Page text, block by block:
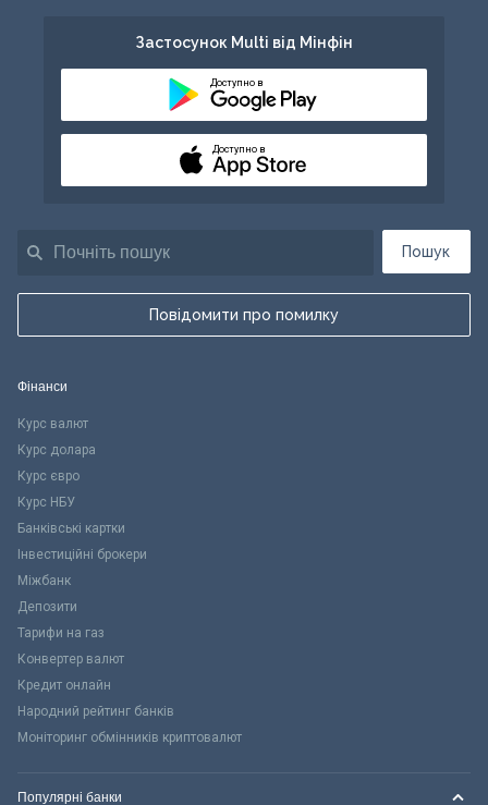
Пошук
Повідомити про помилку
Застосунок Multi від Мінфін
Доступно в
Доступно в
Фінанси
Курс валют
Курс долара
Курс євро
Курс НБУ
Банківські картки
Інвестиційні брокери
Міжбанк
Депозити
Тарифи на газ
Конвертер валют
Кредит онлайн
Народний рейтинг банків
Моніторинг обмінників криптовалют
Популярні банки